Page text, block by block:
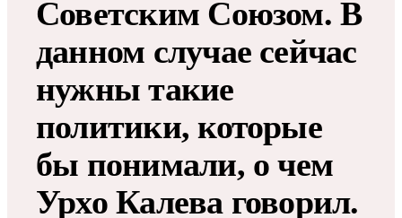
Советским Союзом. В
данном случае сейчас
нужны такие
политики, которые
бы понимали, о чем
Урхо Калева говорил.